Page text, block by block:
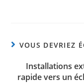
VOUS DEVRIEZ
Installations
rapide vers un